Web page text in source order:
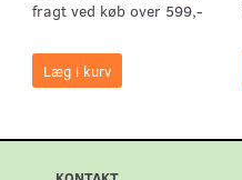
fragt ved køb over 599,-
Læg i kurv